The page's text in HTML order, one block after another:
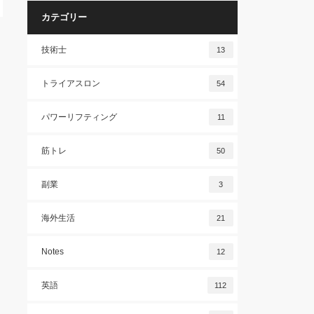
カテゴリー
技術士 13
トライアスロン 54
パワーリフティング 11
筋トレ 50
副業 3
海外生活 21
Notes 12
英語 112